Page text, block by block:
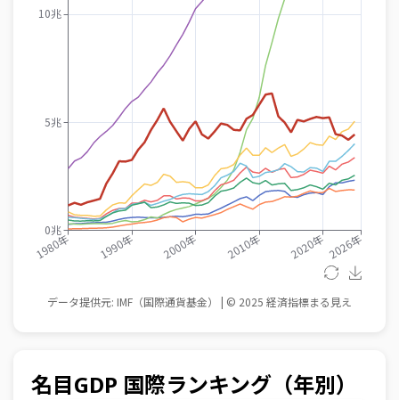
名目GDP 国際ランキング（年別）